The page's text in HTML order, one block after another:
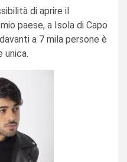
di aprire il
paese, a Isola di Capo
a 7 mila persone è
unica.